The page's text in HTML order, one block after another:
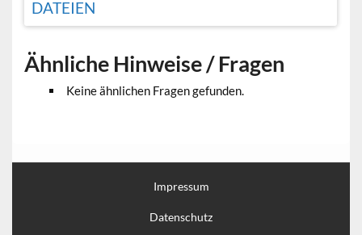
DATEIEN
Ähnliche Hinweise / Fragen
Keine ähnlichen Fragen gefunden.
Impressum
Datenschutz